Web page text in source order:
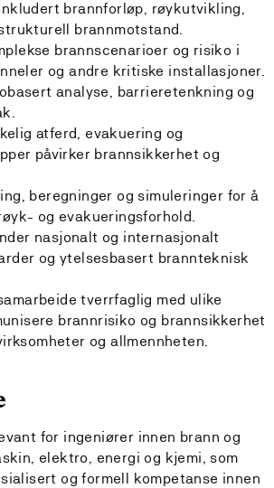
brannforløp, røykutvikling,
brannmotstand.
brannscenarioer og risiko i
og andre kritiske installasjoner.
analyse, barrieretenkning og
atferd, evakuering og
påvirker brannsikkerhet og
beregninger og simuleringer for å
og evakueringsforhold.
nasjonalt og internasjonalt
og ytelsesbasert brannteknisk
tverrfaglig med ulike
brannrisiko og brannsikkerhet
og allmennheten.
for ingeniører innen brann og
elektro, energi og kjemi, som
og formell kompetanse innen